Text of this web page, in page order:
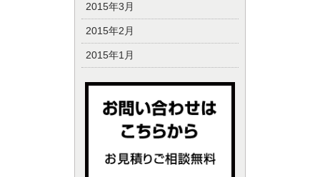
2015年3月
2015年2月
2015年1月